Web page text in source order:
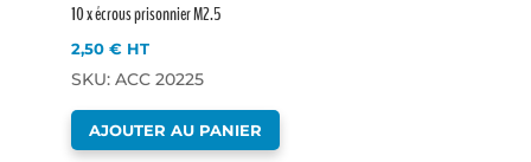
10 x écrous prisonnier M2.5
2,50 € HT
SKU: ACC 20225
AJOUTER AU PANIER